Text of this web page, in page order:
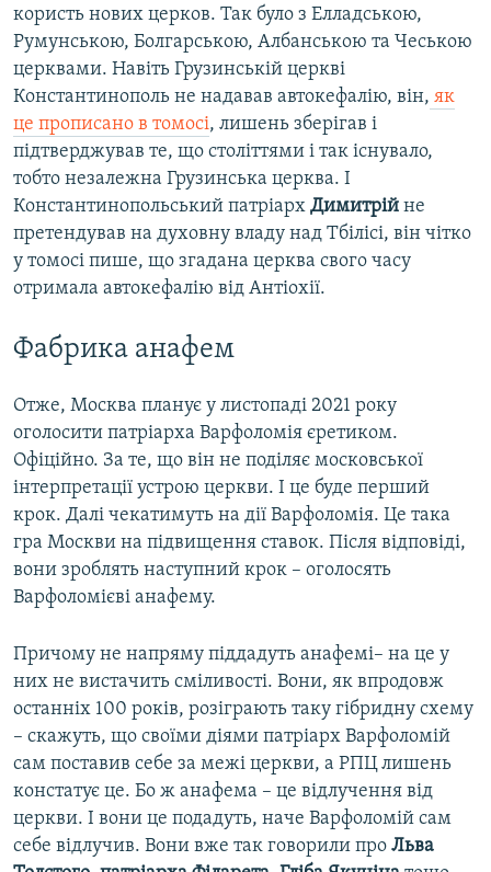
користь нових церков. Так було з Елладською,
Румунською, Болгарською, Албанською та Чеською
церквами. Навіть Грузинській церкві
Константинополь не надавав автокефалію, він, як
це прописано в томосі, лишень зберігав і
підтверджував те, що століттями і так існувало,
тобто незалежна Грузинська церква. І
Константинопольський патріарх Димитрій не
претендував на духовну владу над Тбілісі, він чітко
у томосі пише, що згадана церква свого часу
отримала автокефалію від Антіохії.
Фабрика анафем
Отже, Москва планує у листопаді 2021 року
оголосити патріарха Варфоломія єретиком.
Офіційно. За те, що він не поділяє московської
інтерпретації устрою церкви. І це буде перший
крок. Далі чекатимуть на дії Варфоломія. Це така
гра Москви на підвищення ставок. Після відповіді,
вони зроблять наступний крок – оголосять
Варфоломієві анафему.
Причому не напряму піддадуть анафемі– на це у
них не вистачить сміливості. Вони, як впродовж
останніх 100 років, розіграють таку гібридну схему
– скажуть, що своїми діями патріарх Варфоломій
сам поставив себе за межі церкви, а РПЦ лишень
констатує це. Бо ж анафема – це відлучення від
церкви. І вони це подадуть, наче Варфоломій сам
себе відлучив. Вони вже так говорили про Льва